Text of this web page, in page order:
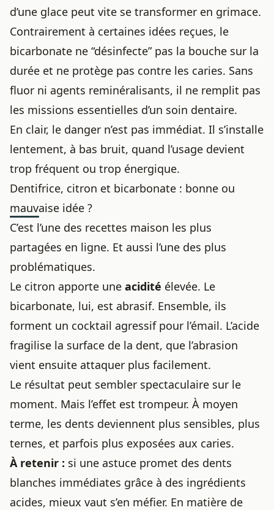
d’une glace peut vite se transformer en grimace.
Contrairement à certaines idées reçues, le
bicarbonate ne “désinfecte” pas la bouche sur la
durée et ne protège pas contre les caries. Sans
fluor ni agents reminéralisants, il ne remplit pas
les missions essentielles d’un soin dentaire.
En clair, le danger n’est pas immédiat. Il s’installe
lentement, à bas bruit, quand l’usage devient
trop fréquent ou trop énergique.
Dentifrice, citron et bicarbonate : bonne ou
mauvaise idée ?
C’est l’une des recettes maison les plus
partagées en ligne. Et aussi l’une des plus
problématiques.
Le citron apporte une acidité élevée. Le
bicarbonate, lui, est abrasif. Ensemble, ils
forment un cocktail agressif pour l’émail. L’acide
fragilise la surface de la dent, que l’abrasion
vient ensuite attaquer plus facilement.
Le résultat peut sembler spectaculaire sur le
moment. Mais l’effet est trompeur. À moyen
terme, les dents deviennent plus sensibles, plus
ternes, et parfois plus exposées aux caries.
À retenir : si une astuce promet des dents
blanches immédiates grâce à des ingrédients
acides, mieux vaut s’en méfier. En matière de